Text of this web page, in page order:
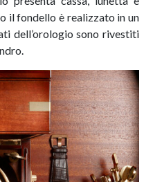
il fondello è realizzato in un
dell’orologio sono rivestiti